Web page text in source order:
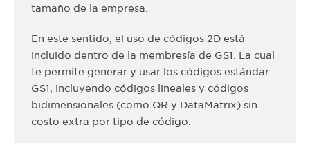
tamaño de la empresa.
En este sentido, el uso de códigos 2D está
incluid o dentro de la membresía de GS1. La cual
te permite generar y usar los códigos estándar
GS1, incluyendo códigos lineales y códigos
bidimensionales (como QR y DataMatrix) sin
costo extra por tipo de código.